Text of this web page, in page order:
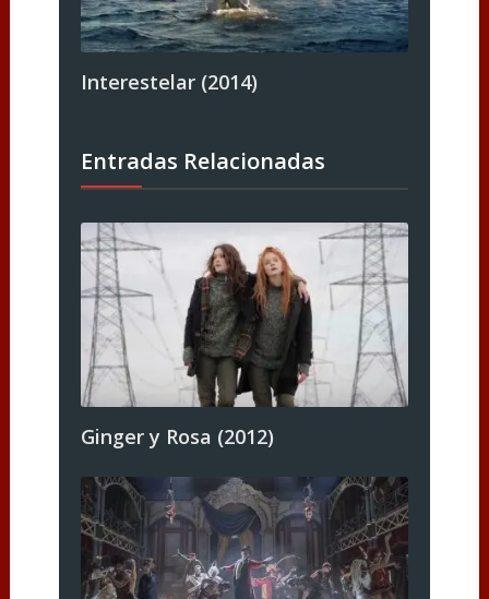
Interestelar (2014)
Entradas Relacionadas
Ginger y Rosa (2012)